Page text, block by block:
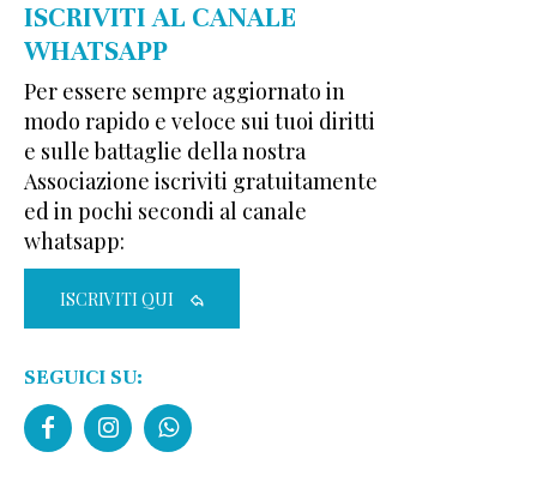
ISCRIVITI AL CANALE
WHATSAPP
Per essere sempre aggiornato in
modo rapido e veloce sui tuoi diritti
e sulle battaglie della nostra
Associazione iscriviti gratuitamente
ed in pochi secondi al canale
whatsapp:
ISCRIVITI QUI
SEGUICI SU: